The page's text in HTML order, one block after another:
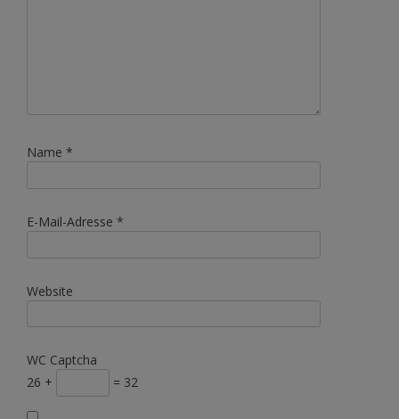
Name *
E-Mail-Adresse *
Website
WC Captcha
26 +
= 32